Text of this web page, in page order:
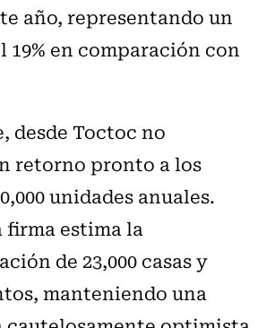
año, representando un
19% en comparación con
desde Toctoc no
retorno pronto a los
unidades anuales.
firma estima la
de 23,000 casas y
manteniendo una